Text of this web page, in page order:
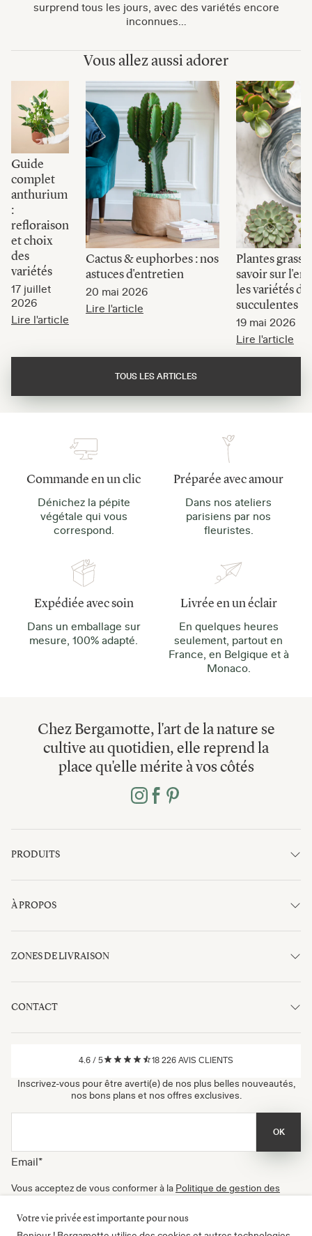
surprend tous les jours, avec des variétés encore
inconnues…
Vous allez aussi adorer
Guide
complet
anthurium
:
refloraison
et choix
des
variétés
17 juillet
2026
Lire l'article
Cactus & euphorbes : nos
astuces d'entretien
20 mai 2026
Lire l'article
Plantes
savoir sur
les variétés de
succulentes
19 mai 2026
Lire l'article
TOUS LES ARTICLES
Commande en un clic
Dénichez la pépite
végétale qui vous
correspond.
Préparée avec amour
Dans nos ateliers
parisiens par nos
fleuristes.
Expédiée avec soin
Dans un emballage sur
mesure, 100% adapté.
Livrée en un éclair
En quelques heures
seulement, partout en
France, en Belgique et à
Monaco.
Chez Bergamotte, l'art de la nature se
cultive au quotidien, elle reprend la
place qu'elle mérite à vos côtés
PRODUITS
À PROPOS
ZONES DE LIVRAISON
CONTACT
4.6 / 5 18 226 AVIS CLIENTS
Inscrivez-vous pour être averti(e) de nos plus belles nouveautés,
nos bons plans et nos offres exclusives.
Email*
OK
Vous acceptez de vous conformer à la Politique de gestion des
newsletters. Vous pouvez vous désinscrire à tout moment.
Certifié B Corp
Votre vie privée est importante pour nous